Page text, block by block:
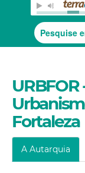
Fortaleza
A Autarquia